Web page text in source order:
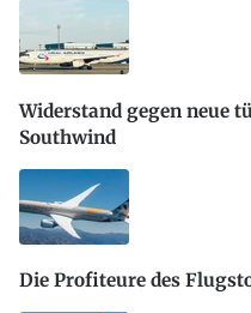
Widerstand gegen neue
Southwind
Die Profiteure des